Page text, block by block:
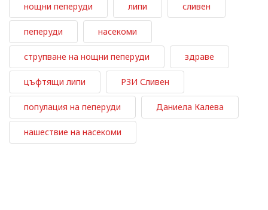
нощни пеперуди липи сливен
пеперуди насекоми
струпване на нощни пеперуди здраве
цъфтящи липи РЗИ Сливен
популация на пеперуди Даниела Калева
нашествие на насекоми